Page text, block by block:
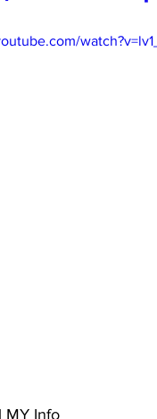
MY Info